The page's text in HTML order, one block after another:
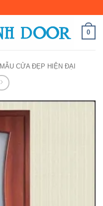
0
MẪU CỬA ĐẸP HIỆN ĐẠI